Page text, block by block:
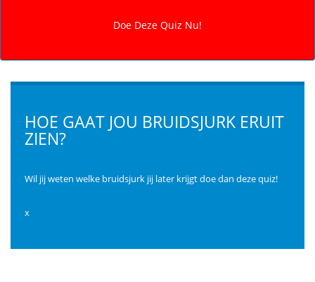
HOE GAAT JOU BRUIDSJURK ERUIT
ZIEN?
Wil jij weten welke bruidsjurk jij later krijgt doe dan deze quiz!
x